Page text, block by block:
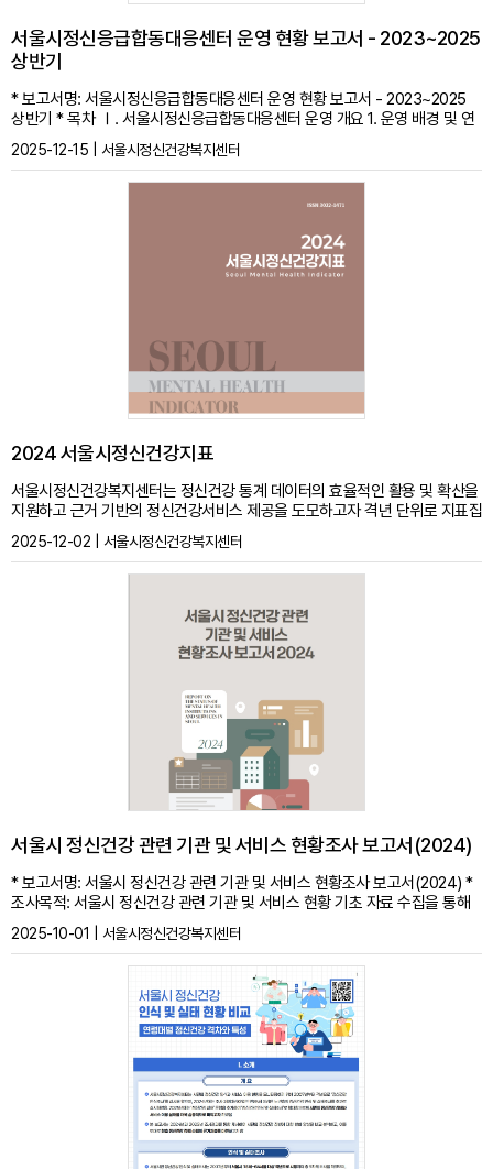
서울시정신응급합동대응센터 운영 현황 보고서 - 2023~2025
상반기
* 보고서명: 서울시정신응급합동대응센터 운영 현황 보고서 - 2023~2025
상반기 * 목차 Ⅰ. 서울시정신응급합동대응센터 운영 개요 1. 운영 배경 및 연
혁 2. 운영 체계 3. 주요 현황 요약(2023~2025 상반기) Ⅱ. 서울시정신응급
합동대응센터 운영 현황 분석(2023~2025 상반기) 1. 의뢰 2. 출동 3. 출동 대
상자 일반적 특성 4. 출동 대상자 정신건강문제 및 자살문제 5. 출동 주요 조
치 6. 유선 대응 현황 7. 기타 Ⅲ. 주제별 현황 분석 1. 자살시도자 출동기능 통
현황 및 특성 4. 경찰관서 유형별 현황 5. 소방 협력 현황 6. 의료기관 연계 현
황 Ⅳ. 결론 및 제언 1. 결론 2. 제언 및 한계 부록. 주제별 현황 분석 요약 인포
그래픽 * ISBN: 979-11-6838-128-5 * 본 보고서는 [블루터치 홈페이지 >
2025-12-15 | 서울시정신건강복지센터
2024 서울시정신건강지표
서울시정신건강복지센터는 정신건강 통계 데이터의 효율적인 활용 및 확산을
지원하고 근거 기반의 정신건강서비스 제공을 도모하고자 격년 단위로 지표집
을 발간하고 있습니다. 「2024 서울시정신건강지표」가 발간되어 공유하오니
참고하시기 바랍니다. ※ 「2024 서울시정신건강지표」에 수록된 서울시 정신
건강지표 및 통계 데이터는 ‘서울시정신건강지표’ 및 ‘통계DB’에서 확인할 수
이 본 내용의 전부 또는 일부에 대한 무단 전재와 복제를 금합니다.
2025-12-02 | 서울시정신건강복지센터
서울시 정신건강 관련 기관 및 서비스 현황조사 보고서(2024)
* 보고서명: 서울시 정신건강 관련 기관 및 서비스 현황조사 보고서(2024) *
조사목적: 서울시 정신건강 관련 기관 및 서비스 현황 기초 자료 수집을 통해
정신건강 환경을 진단하고, 관련 정책 수립의 근거를 마련 * 조사기간: 2025
년 2월 20일(목) ~ 2025년 3월 10일(월) * 조사방법: 조사대상 기관 공문 안
내 후 자기기입식 설문으로 응답 자료 수집 * 조사시점: 2024년 12월 31일 기
준 * 조사대상: 서울시 지역사회 정신건강 관련 기관(총 165개소) * 문의: 서
울시정신건강복지센터 데이터정보운영팀 * ISBN: 979-11-6838-123-0
2025-10-01 | 서울시정신건강복지센터